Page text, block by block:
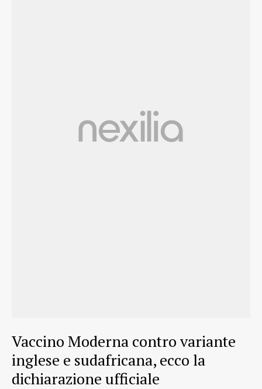
Vaccino Moderna contro variante
inglese e sudafricana, ecco la
dichiarazione ufficiale